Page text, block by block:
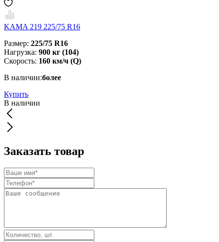
KAMA 219 225/75 R16
Размер: 225/75 R16
Нагрузка: 900 кг (104)
Скорость: 160 км/ч (Q)
В наличии:более
Купить
В наличии
Заказать товар